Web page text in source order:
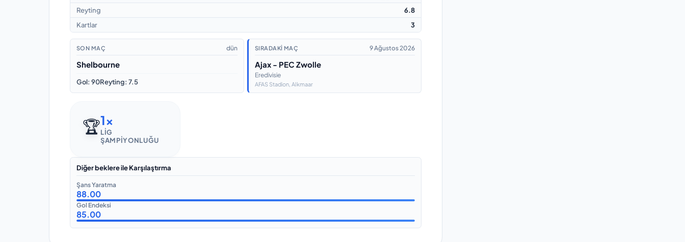
Reyting
6.8
Kartlar
3
SON MAÇ dün
Shelbourne
Gol: 90Reyting: 7.5
SIRADAKI MAÇ 9 Ağustos 2026
Ajax - PEC Zwolle
Eredivisie
AFAS Stadion , Alkmaar
🏆1x
LIG
ŞAMPIYONLUĞU
Diğer beklere ile Karşılaştırma
Şans Yaratma
88.00
Gol Endeksi
85.00